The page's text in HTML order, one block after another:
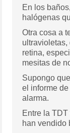
En los
halógenas
Otra cosa a
retina,
mesitas de
Supongo
el informe
alarma.
Entre la
han vendido